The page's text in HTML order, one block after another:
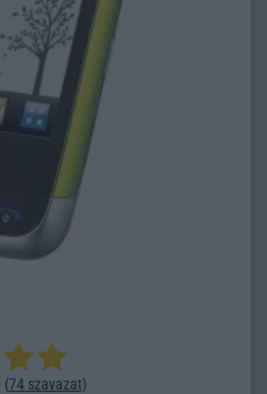
(74 szavazat)